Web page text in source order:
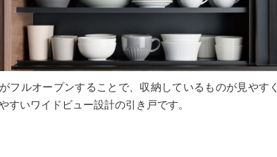
フルオープンすることで、収納しているものが見やす
すいワイドビュー設計の引き戸です。